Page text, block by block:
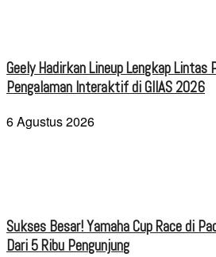
Geely Hadirkan Lineup Lengkap Lintas
Pengalaman Interaktif di GIIAS 2026
6 Agustus 2026
Sukses Besar! Yamaha Cup Race di
Dari 5 Ribu Pengunjung